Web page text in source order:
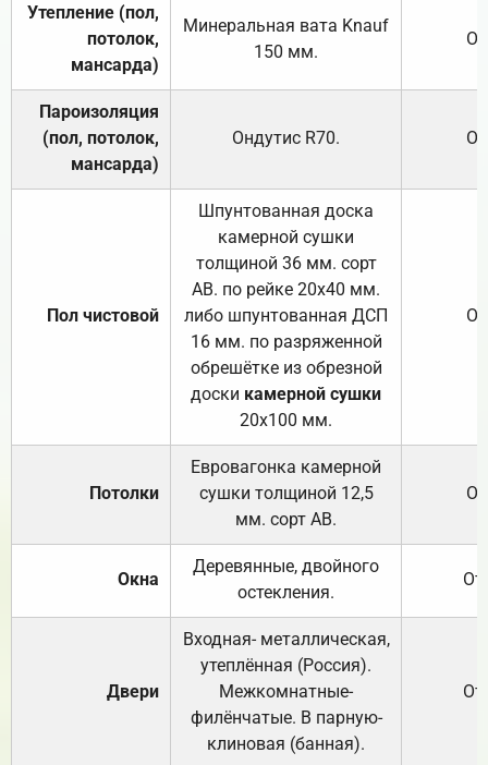
Утепление (пол,
потолок,
мансарда)
Минеральная вата Knauf
150 мм.
Пароизоляция
(пол, потолок,
мансарда)
Ондутис R70.
Пол чистовой
Шпунтованная доска
камерной сушки
толщиной 36 мм. сорт
АВ. по рейке 20х40 мм.
либо шпунтованная ДСП
16 мм. по разряженной
обрешётке из обрезной
доски камерной сушки
20х100 мм.
Потолки
Евровагонка камерной
сушки толщиной 12,5
мм. сорт АВ.
Окна
Деревянные, двойного
остекления.
Двери
Входная- металлическая,
утеплённая (Россия).
Межкомнатные-
филёнчатые. В парную-
клиновая (банная).